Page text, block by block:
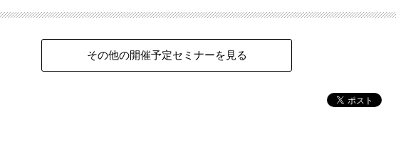
その他の開催予定セミナーを見る